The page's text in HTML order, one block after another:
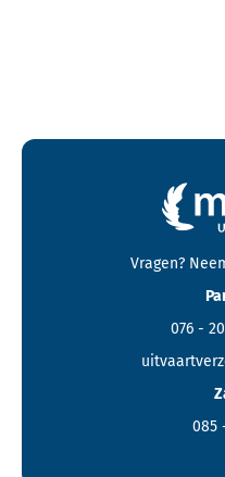
Contactgegevens en footer
Vragen?
076 -
085